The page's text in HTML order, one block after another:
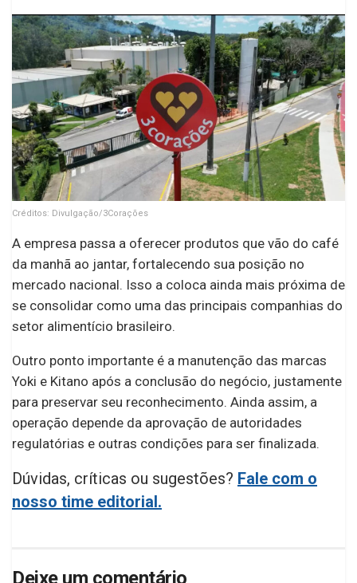
Créditos: Divulgação/3Corações
A empresa passa a oferecer produtos que vão do café
da manhã ao jantar, fortalecendo sua posição no
mercado nacional. Isso a coloca ainda mais próxima de
se consolidar como uma das principais companhias do
setor alimentício brasileiro.
Outro ponto importante é a manutenção das marcas
Yoki e Kitano após a conclusão do negócio, justamente
para preservar seu reconhecimento. Ainda assim, a
operação depende da aprovação de autoridades
regulatórias e outras condições para ser finalizada.
Dúvidas, críticas ou sugestões? Fale com o
nosso time editorial.
Deixe um comentário